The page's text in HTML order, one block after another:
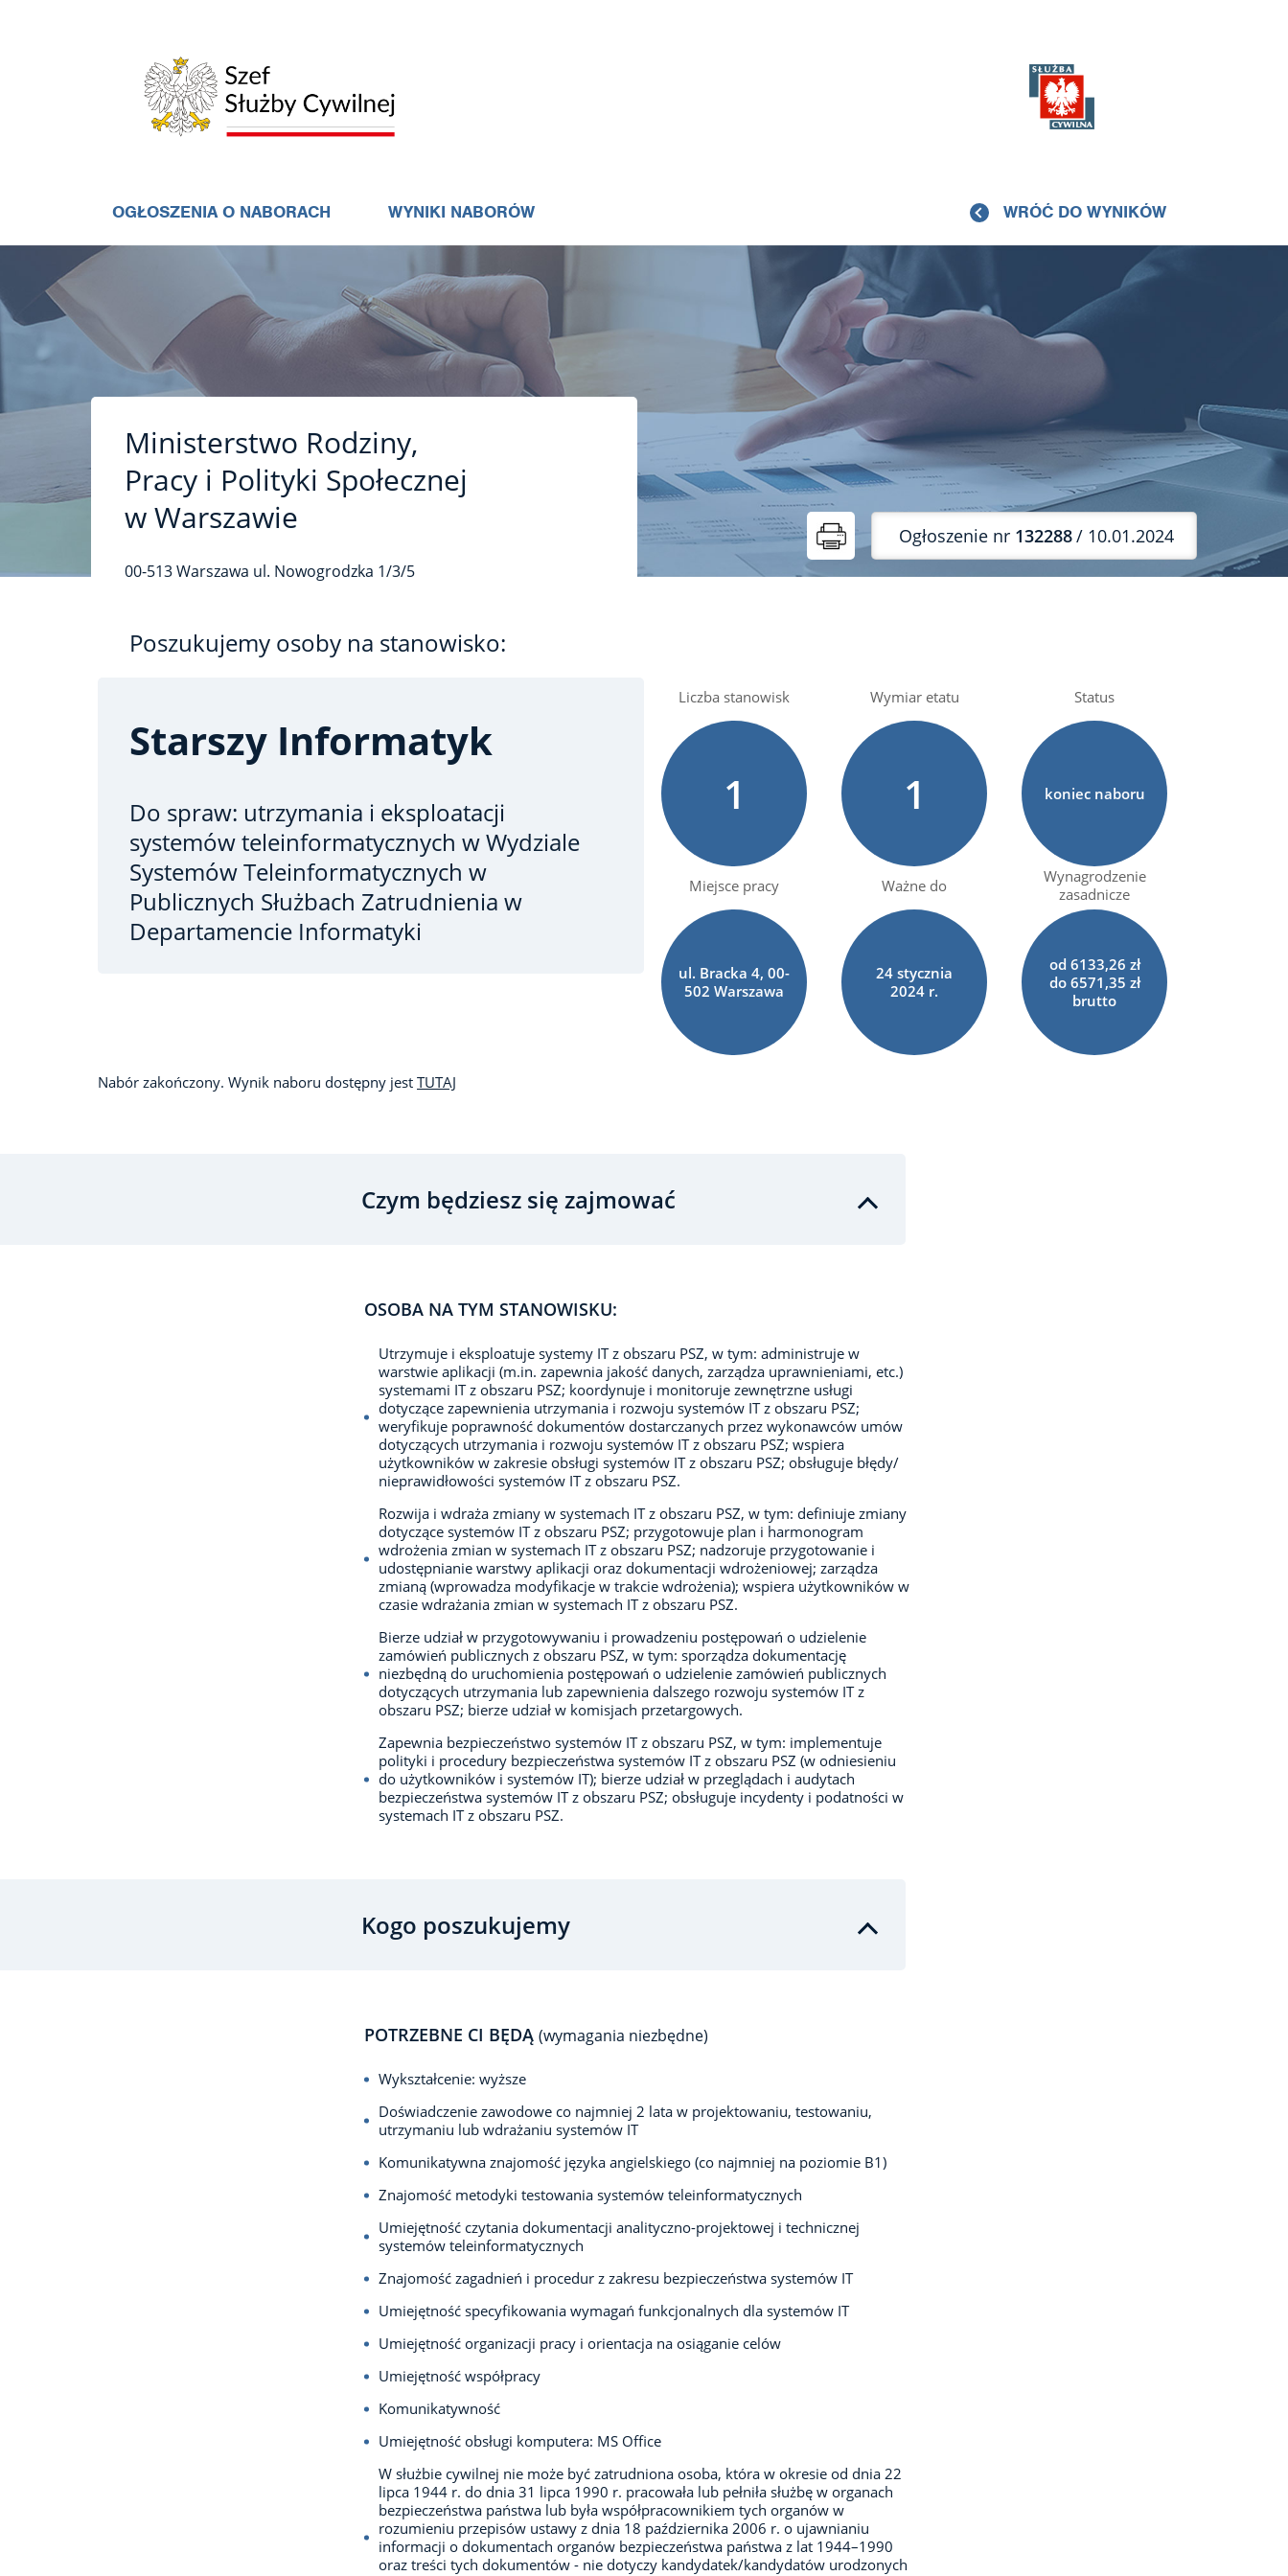
OGŁOSZENIA O NABORACH WYNIKI NABORÓW WRÓĆ DO WYNIKÓW
Ministerstwo Rodziny,
Pracy i Polityki Społecznej
w Warszawie
00-513Warszawa ul. Nowogrodzka 1/3/5
Ogłoszenie nr 132288/ 10.01.2024
Poszukujemy osoby na stanowisko:
Starszy Informatyk
Do spraw: utrzymania i eksploatacji
systemów teleinformatycznych w Wydziale
Systemów Teleinformatycznych w
Publicznych Służbach Zatrudnienia w
Departamencie Informatyki
Liczba stanowisk
1
Wymiar etatu
1
Status
koniec naboru
Miejsce pracy
ul. Bracka 4, 00-
502 Warszawa
Ważne do
24stycznia
2024 r.
Wynagrodzenie
zasadnicze
od 6133,26 zł
do 6571,35 zł
brutto
Nabór zakończony. Wynik naboru dostępny jest TUTAJ
Czym będziesz się zajmować
OSOBA NA TYM STANOWISKU:
­Utrzymuje i eksploatuje systemy IT z obszaru PSZ, w tym: administruje w
warstwie aplikacji (m.in. zapewnia jakość danych, zarządza uprawnieniami, etc.)
systemami IT z obszaru PSZ; koordynuje i monitoruje zewnętrzne usługi
dotyczące zapewnienia utrzymania i rozwoju systemów IT z obszaru PSZ;
weryfikuje poprawność dokumentów dostarczanych przez wykonawców umów
dotyczących utrzymania i rozwoju systemów IT z obszaru PSZ; wspiera
użytkowników w zakresie obsługi systemów IT z obszaru PSZ; obsługuje błędy/
nieprawidłowości systemów IT z obszaru PSZ.
­Rozwija i wdraża zmiany w systemach IT z obszaru PSZ, w tym: definiuje zmiany
dotyczące systemów IT z obszaru PSZ; przygotowuje plan i harmonogram
wdrożenia zmian w systemach IT z obszaru PSZ; nadzoruje przygotowanie i
udostępnianie warstwy aplikacji oraz dokumentacji wdrożeniowej; zarządza
zmianą (wprowadza modyfikacje w trakcie wdrożenia); wspiera użytkowników w
czasie wdrażania zmian w systemach IT z obszaru PSZ.
­Bierze udział w przygotowywaniu i prowadzeniu postępowań o udzielenie
zamówień publicznych z obszaru PSZ, w tym: sporządza dokumentację
niezbędną do uruchomienia postępowań o udzielenie zamówień publicznych
dotyczących utrzymania lub zapewnienia dalszego rozwoju systemów IT z
obszaru PSZ; bierze udział w komisjach przetargowych.
­­Zapewnia bezpieczeństwo systemów IT z obszaru PSZ, w tym: implementuje
polityki i procedury bezpieczeństwa systemów IT z obszaru PSZ (w odniesieniu
do użytkowników i systemów IT); bierze udział w przeglądach i audytach
bezpieczeństwa systemów IT z obszaru PSZ; obsługuje incydenty i podatności w
systemach IT z obszaru PSZ.
Kogo poszukujemy
POTRZEBNE CI BĘDĄ (wymagania niezbędne)
Wykształcenie: wyższe
Doświadczenie zawodowe co najmniej 2 lata w projektowaniu, testowaniu,
utrzymaniu lub wdrażaniu systemów IT
Komunikatywna znajomość języka angielskiego (co najmniej na poziomie B1)
Znajomość metodyki testowania systemów teleinformatycznych
­Umiejętność czytania dokumentacji analityczno-projektowej i technicznej
systemów teleinformatycznych
Znajomość zagadnień i procedur z zakresu bezpieczeństwa systemów IT
Umiejętność specyfikowania wymagań funkcjonalnych dla systemów IT
Umiejętność organizacji pracy i orientacja na osiąganie celów
Umiejętność współpracy
Komunikatywność
Umiejętność obsługi komputera: MS Office
­W służbie cywilnej nie może być zatrudniona osoba, która w okresie od dnia 22
lipca 1944 r. do dnia 31 lipca 1990 r. pracowała lub pełniła służbę w organach
bezpieczeństwa państwa lub była współpracownikiem tych organów w
rozumieniu przepisów ustawy z dnia 18 października 2006 r. o ujawnianiu
informacji o dokumentach organów bezpieczeństwa państwa z lat 1944–1990
oraz treści tych dokumentów - nie dotyczy kandydatek/kandydatów urodzonych